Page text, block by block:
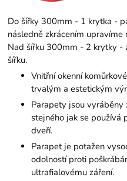
Do šířky 300mm - 1 krytka -
následně zkrácením upravíme
Nad šířku 300mm - 2 krytky -
šířku.
Vnitřní okenní
trvalým a estetickým
Parapety jsou
stejného jak se používá
dveří.
Parapet je potažen
odolností proti
ultrafialovému záření.